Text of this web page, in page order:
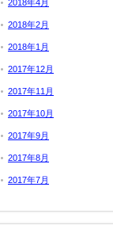
2018年4月
2018年2月
2018年1月
2017年12月
2017年11月
2017年10月
2017年9月
2017年8月
2017年7月